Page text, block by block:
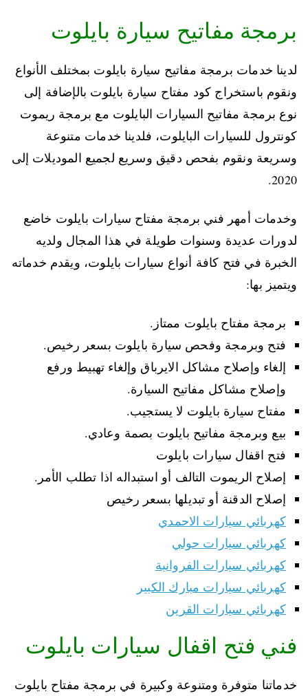
برمجة مفاتيح سيارة بايلوت
لدينا خدمات برمجة مفاتيح سيارة بايلوت بمختلف الأنواع
ونقوم باستخراج كود مفتاح سيارة بايلوت بالإضافة إلى
نوع برمجة مفاتيح السيارات البايلوت مع برمجة ريموت
كونترول للسيارات البايلوت، فلدينا خدمات متنوعة
وسريعة ونقوم بفحص دقيق وسريع لجميع الموديلات إلى
2020.
وخدمات أمهر فني برمجة مفتاح سيارات بايلوت خاضع
لدورات عديدة وسنوات طويلة في هذا المجال ولديه
الخبرة في فتح كافة أنواع سيارات بايلوت، ويقدم خدماته
ويتميز بها:
برمجة مفتاح بايلوت ممتاز.
فتح وبرمجة وفحص سيارة بايلوت بسعر رخيص.
إلغاء وإصلاح مشاكل الايرباق وإلغاء تهبيط ورفع
وإصلاح مشاكل مفاتيح السيارة.
مفتاح سيارة بايلوت لا يستجيب.
بيع وبرمجة مفاتيح بايلوت بصمة وعادي.
فتح اقفال سيارات بايلوت
إصلاح الريموت التالف أو استبداله اذا تطلب الأمر.
إصلاح الدقنة أو تبديلها بسعر رخيص
كهربائي سيارات الاحمدي
كهربائي سيارات حولي
كهربائي سيارات الفروانية
كهربائي سيارات مبارك الكبير
كهربائي سيارات القرين
فني فتح اقفال سيارات بايلوت
خدماتنا متوفرة ومتنوعة وكبيرة في برمجة مفتاح بايلوت